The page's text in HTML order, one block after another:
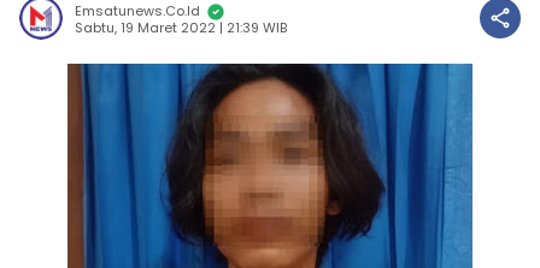
Emsatunews.co.id
Sabtu, 19 Maret 2022 | 21:39 WIB